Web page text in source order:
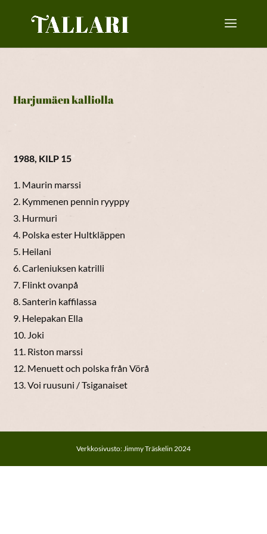
Harjumäen kalliolla
1988, KILP 15
1. Maurin marssi
2. Kymmenen pennin ryyppy
3. Hurmuri
4. Polska ester Hultkläppen
5. Heilani
6. Carleniuksen katrilli
7. Flinkt ovanpå
8. Santerin kaffilassa
9. Helepakan Ella
10. Joki
11. Riston marssi
12. Menuett och polska från Vörå
13. Voi ruusuni / Tsiganaiset
Verkkosivusto: Jimmy Träskelin 2024